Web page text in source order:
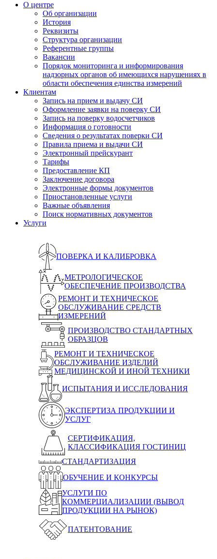
О центре
Об организации
История
Реквизиты
Структура организации
Референтные группы
Вакансии
Порядок мониторинга и информирования
надзорных органов об имеющихся нарушениях в
области обеспечения единства измерений
Клиентам
Запись на прием и выдачу СИ
Оформление заявки на поверку СИ
Запись на поверку водосчетчиков
Информация о готовности
Сведения о результатах поверки СИ
Правила приема и выдачи СИ
Электронный прейскурант
Тарифы
Предоставление КП
Заключение договора
Электронные формы документов
Приостановленные услуги
Важные объявления
Поиск нормативных документов
Услуги
ПОВЕРКА И КАЛИБРОВКА
МЕТРОЛОГИЧЕСКОЕ
ОБЕСПЕЧЕНИЕ ПРОИЗВОДСТВА
РЕМОНТ И ТЕХНИЧЕСКОЕ
ОБСЛУЖИВАНИЕ СРЕДСТВ
ИЗМЕРЕНИЙ
ПРОИЗВОДСТВО СТАНДАРТНЫХ
ОБРАЗЦОВ
РЕМОНТ И ТЕХНИЧЕСКОЕ
ОБСЛУЖИВАНИЕ ИЗДЕЛИЙ
МЕДИЦИНСКОЙ И ИНОЙ ТЕХНИКИ
ИСПЫТАНИЯ И ИССЛЕДОВАНИЯ
ЭКСПЕРТИЗА ПРОДУКЦИИ И
УСЛУГ
СЕРТИФИКАЦИЯ,
КЛАССИФИКАЦИЯ ГОСТИНИЦ
СТАНДАРТИЗАЦИЯ
ОБУЧЕНИЕ И КОНКУРСЫ
УСЛУГИ ПО
КОММЕРЦИАЛИЗАЦИИ (ВЫВОД
ПРОДУКЦИИ НА РЫНОК)
ПАТЕНТОВАНИЕ